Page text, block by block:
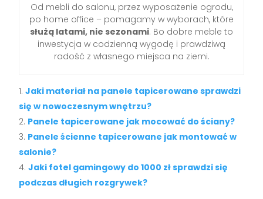
Od mebli do salonu, przez wyposażenie ogrodu,
po home office – pomagamy w wyborach, które
służą latami, nie sezonami. Bo dobre meble to
inwestycja w codzienną wygodę i prawdziwą
radość z własnego miejsca na ziemi.
Jaki materiał na panele tapicerowane sprawdzi
się w nowoczesnym wnętrzu?
Panele tapicerowane jak mocować do ściany?
Panele ścienne tapicerowane jak montować w
salonie?
Jaki fotel gamingowy do 1000 zł sprawdzi się
podczas długich rozgrywek?